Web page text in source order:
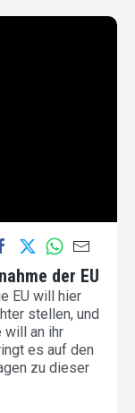
der EU
EU will hier
stellen, und
will an ihr
es auf den
zu dieser